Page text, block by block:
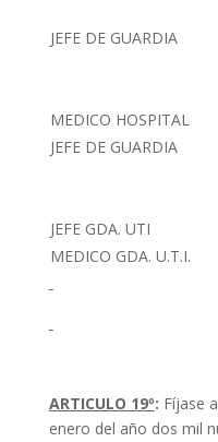
JEFE DE GUARDIA
MEDICO HOSPITAL
JEFE DE GUARDIA
JEFE GDA. UTI
MEDICO GDA. U.T.I.
ARTICULO 19º: Fíjase
enero del año dos mil